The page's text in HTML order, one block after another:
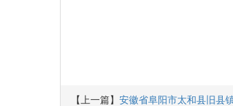
【上一篇】 安徽省阜阳市太和县旧县